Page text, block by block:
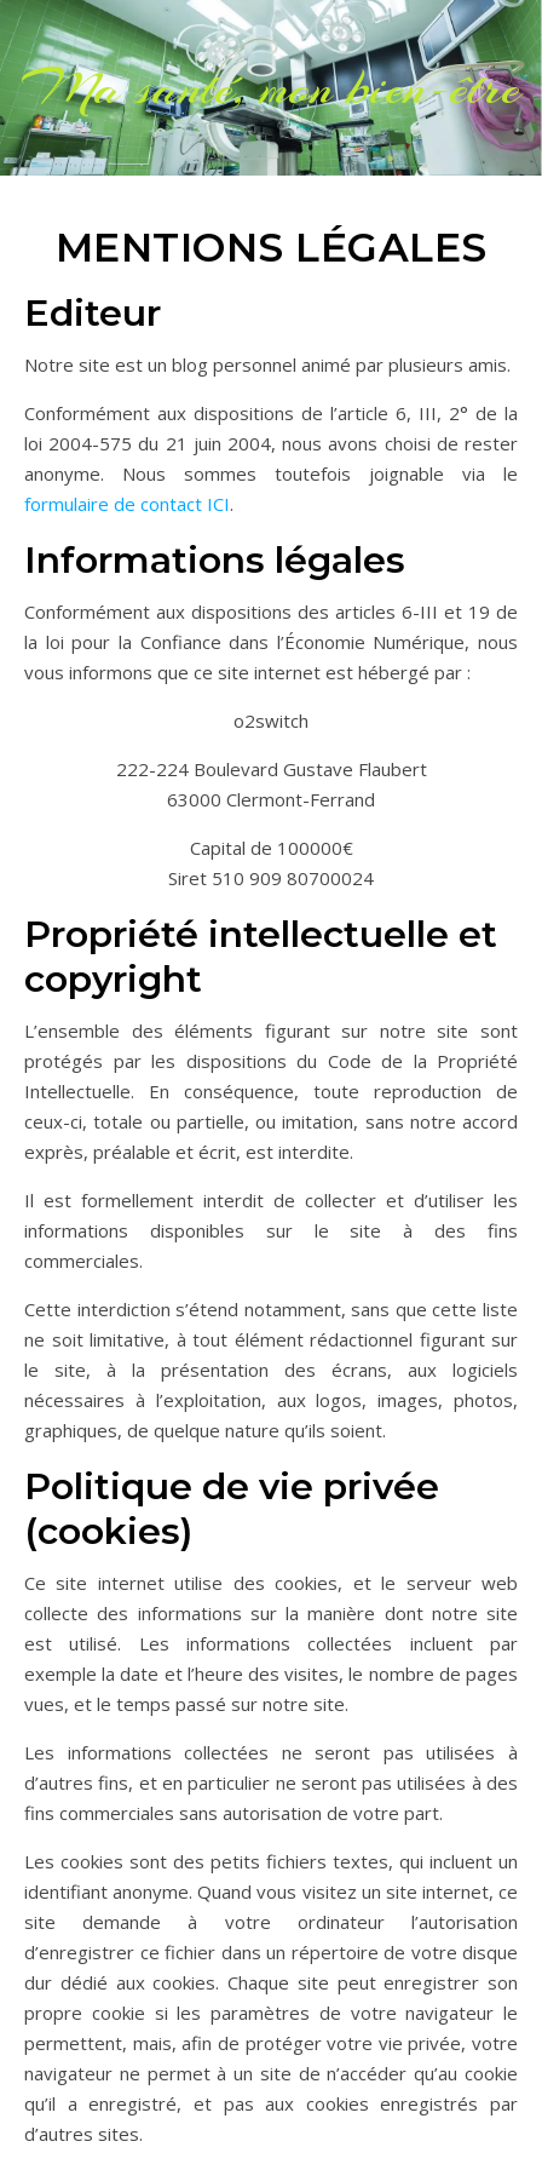
Ma santé, mon bien-être
MENTIONS LÉGALES
Editeur
Notre site est un blog personnel animé par plusieurs amis.
Conformément aux dispositions de l’article 6, III, 2° de la
loi 2004-575 du 21 juin 2004, nous avons choisi de rester
anonyme. Nous sommes toutefois joignable via le
formulaire de contact ICI.
Informations légales
Conformément aux dispositions des articles 6-III et 19 de
la loi pour la Confiance dans l’Économie Numérique, nous
vous informons que ce site internet est hébergé par :
o2switch
222-224 Boulevard Gustave Flaubert
63000 Clermont-Ferrand
Capital de 100000€
Siret 510 909 80700024
Propriété intellectuelle et
copyright
L’ensemble des éléments figurant sur notre site sont
protégés par les dispositions du Code de la Propriété
Intellectuelle. En conséquence, toute reproduction de
ceux-ci, totale ou partielle, ou imitation, sans notre accord
exprès, préalable et écrit, est interdite.
Il est formellement interdit de collecter et d’utiliser les
informations disponibles sur le site à des fins
commerciales.
Cette interdiction s’étend notamment, sans que cette liste
ne soit limitative, à tout élément rédactionnel figurant sur
le site, à la présentation des écrans, aux logiciels
nécessaires à l’exploitation, aux logos, images, photos,
graphiques, de quelque nature qu’ils soient.
Politique de vie privée
(cookies)
Ce site internet utilise des cookies, et le serveur web
collecte des informations sur la manière dont notre site
est utilisé. Les informations collectées incluent par
exemple la date et l’heure des visites, le nombre de pages
vues, et le temps passé sur notre site.
Les informations collectées ne seront pas utilisées à
d’autres fins, et en particulier ne seront pas utilisées à des
fins commerciales sans autorisation de votre part.
Les cookies sont des petits fichiers textes, qui incluent un
identifiant anonyme. Quand vous visitez un site internet, ce
site demande à votre ordinateur l’autorisation
d’enregistrer ce fichier dans un répertoire de votre disque
dur dédié aux cookies. Chaque site peut enregistrer son
propre cookie si les paramètres de votre navigateur le
permettent, mais, afin de protéger votre vie privée, votre
navigateur ne permet à un site de n’accéder qu’au cookie
qu’il a enregistré, et pas aux cookies enregistrés par
d’autres sites.